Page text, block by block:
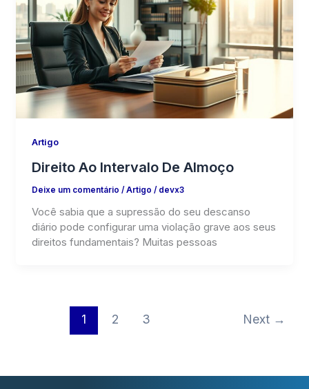
Artigo
Direito Ao Intervalo De Almoço
Deixe um comentário /Artigo / devx3
Você sabia que a supressão do seu descanso
diário pode configurar uma violação grave aos seus
direitos fundamentais? Muitas pessoas
1 2 3 Next →